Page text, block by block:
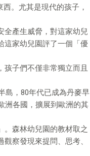
。尤其是現代的孩子，
全產生威脅，對這家幼兒
這家幼兒園評了一個「優
子們不僅非常獨立而且
島，80年代已成為丹麥早
洲各國，擴展到歐洲的其
。森林幼兒園的教材取之
察發現來提問、思考、